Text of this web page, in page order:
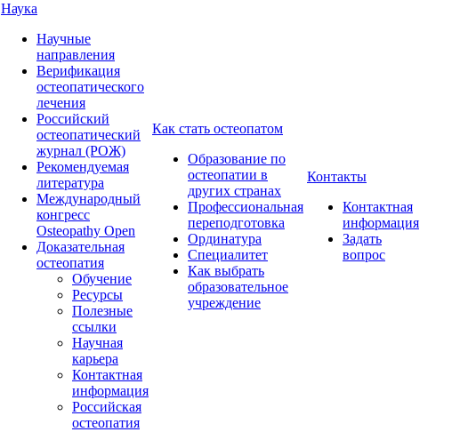
Наука
Научные
направления
Верификация
остеопатического
лечения
Российский
остеопатический
журнал (РОЖ)
Рекомендуемая
литература
Международный
конгресс
Osteopathy Open
Доказательная
остеопатия
Обучение
Ресурсы
Полезные
ссылки
Научная
карьера
Контактная
информация
Российская
остеопатия
Как стать остеопатом
Образование по
остеопатии в
других странах
Профессиональная
переподготовка
Ординатура
Специалитет
Как выбрать
образовательное
учреждение
Контакты
Контактная
информация
Задать
вопрос